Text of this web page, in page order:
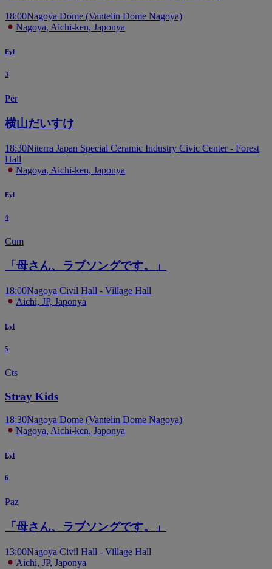
18:00Nagoya Dome (Vantelin Dome Nagoya)
Nagoya, Aichi-ken, Japonya
Eyl
3
Per
横山だいすけ
18:30Niterra Japan Special Ceramic Industry Civic Center - Forest
Hall
Nagoya, Aichi-ken, Japonya
Eyl
4
Cum
「母さん、ラブソングです。」
18:00Nagoya Civil Hall - Village Hall
Aichi, JP, Japonya
Eyl
5
Cts
Stray Kids
18:30Nagoya Dome (Vantelin Dome Nagoya)
Nagoya, Aichi-ken, Japonya
Eyl
6
Paz
「母さん、ラブソングです。」
13:00Nagoya Civil Hall - Village Hall
Aichi, JP, Japonya